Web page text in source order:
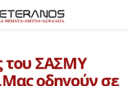
του ΣΑΣΜΥ
οδηγούν σε